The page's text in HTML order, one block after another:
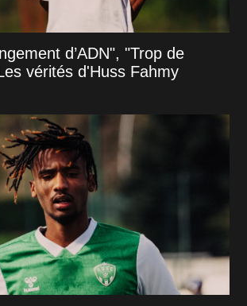
d’ADN", "Trop de
vérités d'Huss Fahmy